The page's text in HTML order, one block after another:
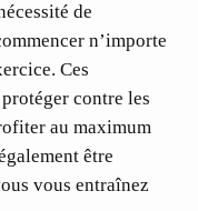
de
n’importe
Ces
contre les
au maximum
être
vous entraînez